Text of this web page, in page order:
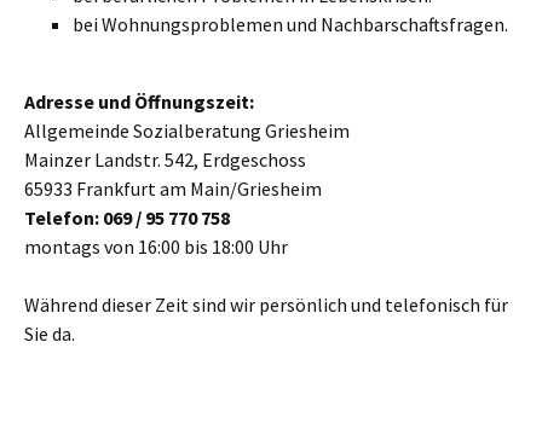
bei Wohnungsproblemen und Nachbarschaftsfragen.
Adresse und Öffnungszeit:
Allgemeinde Sozialberatung Griesheim
Mainzer Landstr. 542, Erdgeschoss
65933 Frankfurt am Main/Griesheim
Telefon: 069 / 95 770 758
montags von 16:00 bis 18:00 Uhr
Während dieser Zeit sind wir persönlich und telefonisch für
Sie da.